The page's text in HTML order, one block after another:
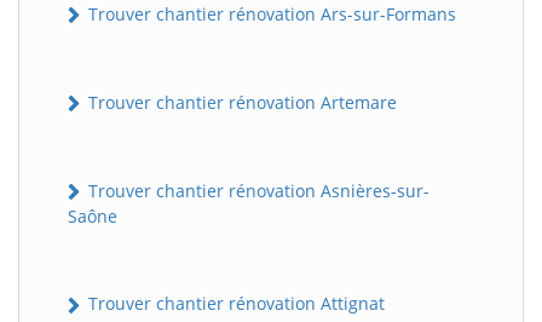
Trouver chantier rénovation Ars-sur-Formans
Trouver chantier rénovation Artemare
Trouver chantier rénovation Asnières-sur-
Saône
Trouver chantier rénovation Attignat